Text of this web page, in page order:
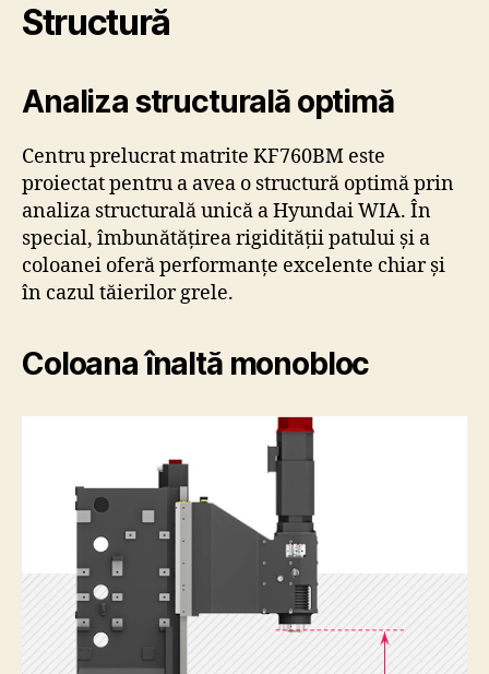
Structură
Analiza structurală optimă
Centru prelucrat matrite KF760BM este
proiectat pentru a avea o structură optimă prin
analiza structurală unică a Hyundai WIA. În
special, îmbunătățirea rigidității patului și a
coloanei oferă performanțe excelente chiar și
în cazul tăierilor grele.
Coloana înaltă monobloc